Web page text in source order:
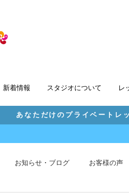
新着情報 スタジオについて レ
あなただけのプライベート
お知らせ・ブログ お客様の声